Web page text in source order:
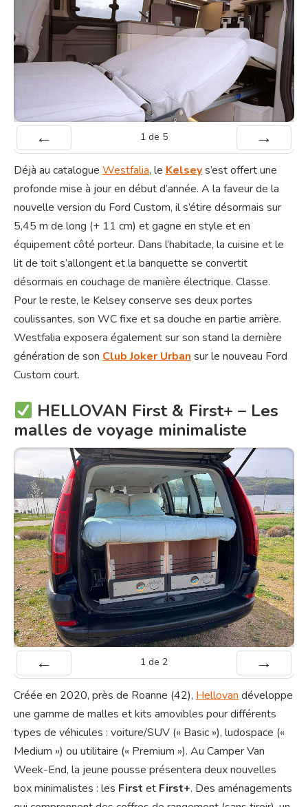
1 de 5
Déjà au catalogue Westfalia, le Kelseys’est offert une
profonde mise à jour en début d’année. A la faveur de la
nouvelle version du Ford Custom, il s’étire désormais sur
5,45 m de long (+ 11 cm) et gagne en style et en
équipement côté porteur. Dans l’habitacle, la cuisine et le
lit de toit s’allongent et la banquette se convertit
désormais en couchage de manière électrique. Classe.
Pour le reste, le Kelsey conserve ses deux portes
coulissantes, son WC fixe et sa douche en partie arrière.
Westfalia exposera également sur son stand la dernière
génération de son Club Joker Urban sur le nouveau Ford
Custom court.
HELLOVAN First & First+ – Les
malles de voyage minimaliste
1 de 2
Créée en 2020, près de Roanne (42), Hellovan développe
une gamme de malles et kits amovibles pour différents
types de véhicules : voiture/SUV (« Basic »), ludospace («
Medium ») ou utilitaire (« Premium »). Au Camper Van
Week-End, la jeune pousse présentera deux nouvelles
box minimalistes : les First et First+. Des aménagements